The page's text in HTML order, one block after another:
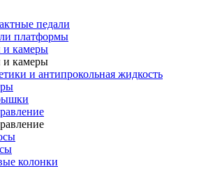
педали
платформы
камеры
камеры
и антипрокольная жидкость
колонки